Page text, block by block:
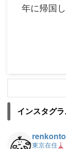
年に帰国
インスタグラ
東京在住